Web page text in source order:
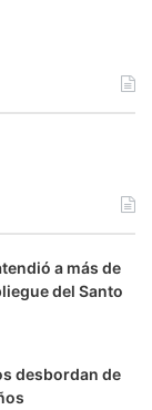
a más de
del Santo
desbordan de